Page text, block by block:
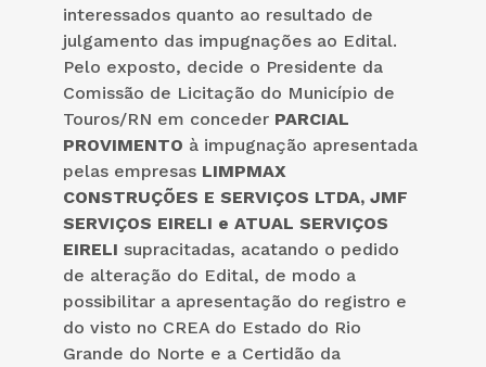
interessados quanto ao resultado de
julgamento das impugnações ao Edital.
Pelo exposto, decide o Presidente da
Comissão de Licitação do Município de
Touros/RN em conceder PARCIAL
PROVIMENTO à impugnação apresentada
pelas empresas LIMPMAX
CONSTRUÇÕES E SERVIÇOS LTDA, JMF
SERVIÇOS EIRELI e ATUAL SERVIÇOS
EIRELI supracitadas, acatando o pedido
de alteração do Edital, de modo a
possibilitar a apresentação do registro e
do visto no CREA do Estado do Rio
Grande do Norte e a Certidão da